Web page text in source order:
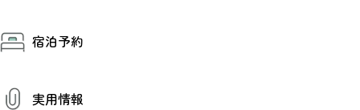
プロスポーツチーム・プロオーケストラ
仙台の銘品
仙台観光マップ
体験プログラム検索（予約）
体験事業者
宿泊予約
実用情報